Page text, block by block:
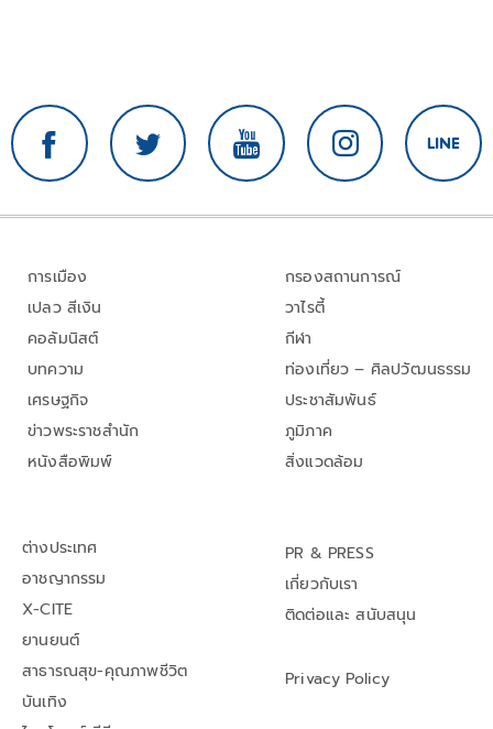
การเมือง
เปลว สีเงิน
คอลัมนิสต์
บทความ
เศรษฐกิจ
ข่าวพระราชสำนัก
หนังสือพิมพ์
กรองสถานการณ์
วาไรตี้
กีฬา
ท่องเที่ยว – ศิลปวัฒนธรรม
ประชาสัมพันธ์
ภูมิภาค
สิ่งแวดล้อม
ต่างประเทศ
อาชญากรรม
X-CITE
ยานยนต์
สาธารณสุข-คุณภาพชีวิต
บันเทิง
PR & PRESS
เกี่ยวกับเรา
ติดต่อและ สนับสนุน
Privacy Policy